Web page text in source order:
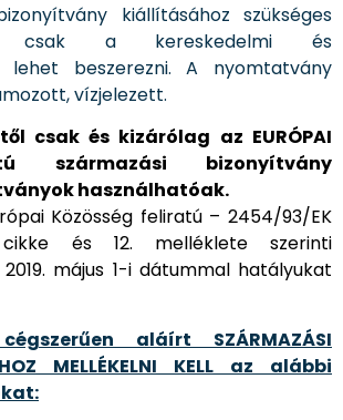
kiállításához szükséges
csak a kereskedelmi és
lehet beszerezni. A nyomtatvány
vízjelezett.
csak és kizárólag az EURÓPAI
származási bizonyítvány
használhatóak.
Közösség feliratú – 2454/93/EK
és 12. melléklete szerinti
május 1-i dátummal hatályukat
aláírt SZÁRMAZÁSI
MELLÉKELNI KELL az alábbi